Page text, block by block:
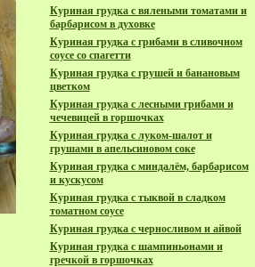
Куриная грудка с вялеными томатами и
барбарисом в духовке
Куриная грудка с грибами в сливочном
соусе со спагетти
Куриная грудка с грушей и банановым
цветком
Куриная грудка с лесными грибами и
чечевицей в горшочках
Куриная грудка с луком-шалот и
грушами в апельсиновом соке
Куриная грудка с миндалём, барбарисом
и кускусом
Куриная грудка с тыквой в сладком
томатном соусе
Куриная грудка с черносливом и айвой
Куриная грудка с шампиньонами и
гречкой в горшочках